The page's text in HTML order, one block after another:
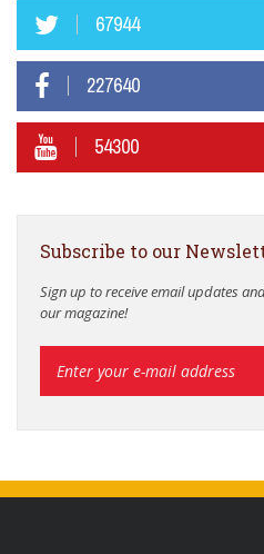
67944
227640
54300
Subscribe to our
Sign up to receive email updates
our magazine!